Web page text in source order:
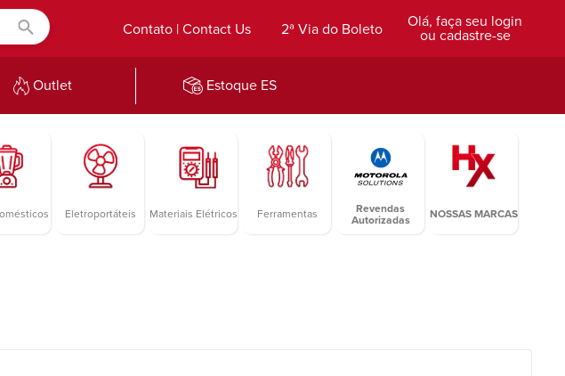
Olá, faça seu login
ou cadastre-se
2ª Via do Boleto
Contato | Contact Us
Outlet Estoque ES
Eletroportáteis Materiais Elétricos Ferramentas
Revendas
Autorizadas
NOSSAS MARCAS